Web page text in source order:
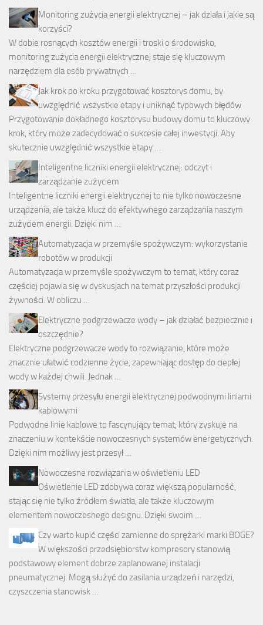
Monitoring zużycia energii elektrycznej – jak działa i jakie są
korzyści?
W dobie rosnących kosztów energii i troski o środowisko,
monitoring zużycia energii elektrycznej staje się kluczowym
narzędziem dla osób prywatnych …
Jak krok po kroku przygotować kosztorys domu, by
uwzględnić wszystkie etapy i uniknąć typowych błędów
Przygotowanie dokładnego kosztorysu budowy domu to kluczowy
krok, który może zadecydować o sukcesie całej inwestycji. Aby
skutecznie uwzględnić wszystkie etapy …
Inteligentne liczniki energii elektrycznej: odczyt i
zarządzanie zużyciem
Inteligentne liczniki energii elektrycznej to nie tylko nowoczesne
urządzenia, ale także klucz do efektywnego zarządzania naszym
zużyciem energii. Dzięki nim …
Automatyzacja w przemyśle spożywczym: wykorzystanie
robotów w produkcji
Automatyzacja w przemyśle spożywczym to temat, który coraz
częściej pojawia się w dyskusjach na temat przyszłości produkcji
żywności. W obliczu …
Elektryczne podgrzewacze wody – jak działać bezpiecznie i
oszczędnie?
Elektryczne podgrzewacze wody to rozwiązanie, które może
znacznie ułatwić codzienne życie, zapewniając dostęp do ciepłej
wody w każdej chwili. Jednak …
Systemy przesyłu energii elektrycznej podwodnymi liniami
kablowymi
Podwodne linie kablowe to fascynujący temat, który zyskuje na
znaczeniu w kontekście nowoczesnych systemów energetycznych.
Dzięki nim możliwy jest przesył …
Nowoczesne rozwiązania w oświetleniu LED
Oświetlenie LED zdobywa coraz większą popularność,
stając się nie tylko źródłem światła, ale także kluczowym
elementem nowoczesnego designu. Dzięki swoim …
Czy warto kupić części zamienne do sprężarki marki BOGE?
W większości przedsiębiorstw kompresory stanowią
podstawowy element dobrze zaplanowanej instalacji
pneumatycznej. Mogą służyć do zasilania urządzeń i narzędzi,
czyszczenia stanowisk …